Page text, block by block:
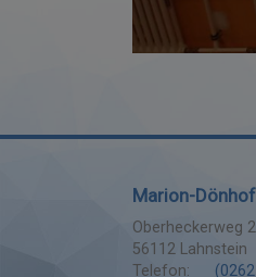
Marion-
Oberheckerweg
56112 Lahnstein
Telefon: